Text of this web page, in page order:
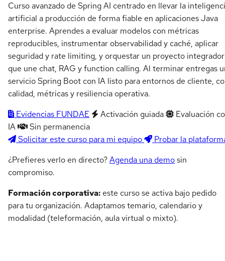
Curso avanzado de Spring AI centrado en llevar la
artificial a producción de forma fiable en aplicaciones Java
enterprise. Aprendes a evaluar modelos con métricas
reproducibles, instrumentar observabilidad y caché, aplicar
seguridad y rate limiting, y orquestar un proyecto integrador
que une chat, RAG y function calling. Al terminar entregas
servicio Spring Boot con IA listo para entornos de cliente,
calidad, métricas y resiliencia operativa.
Evidencias FUNDAE
Activación guiada
Evaluación
IA
Sin permanencia
Solicitar este curso para mi equipo
Probar la
¿Prefieres verlo en directo?Agenda una demosin
compromiso.
Formación corporativa: este curso se activa bajo pedido
para tu organización. Adaptamos temario, calendario y
modalidad (teleformación, aula virtual o mixto).